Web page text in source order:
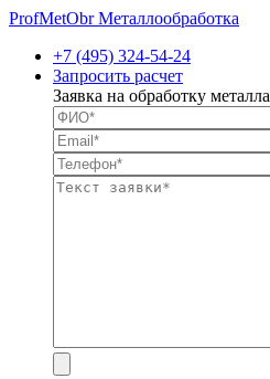
ProfMetObr Металлообработка
+7 (495) 324-54-24
Запросить расчет
Заявка на обработку металла